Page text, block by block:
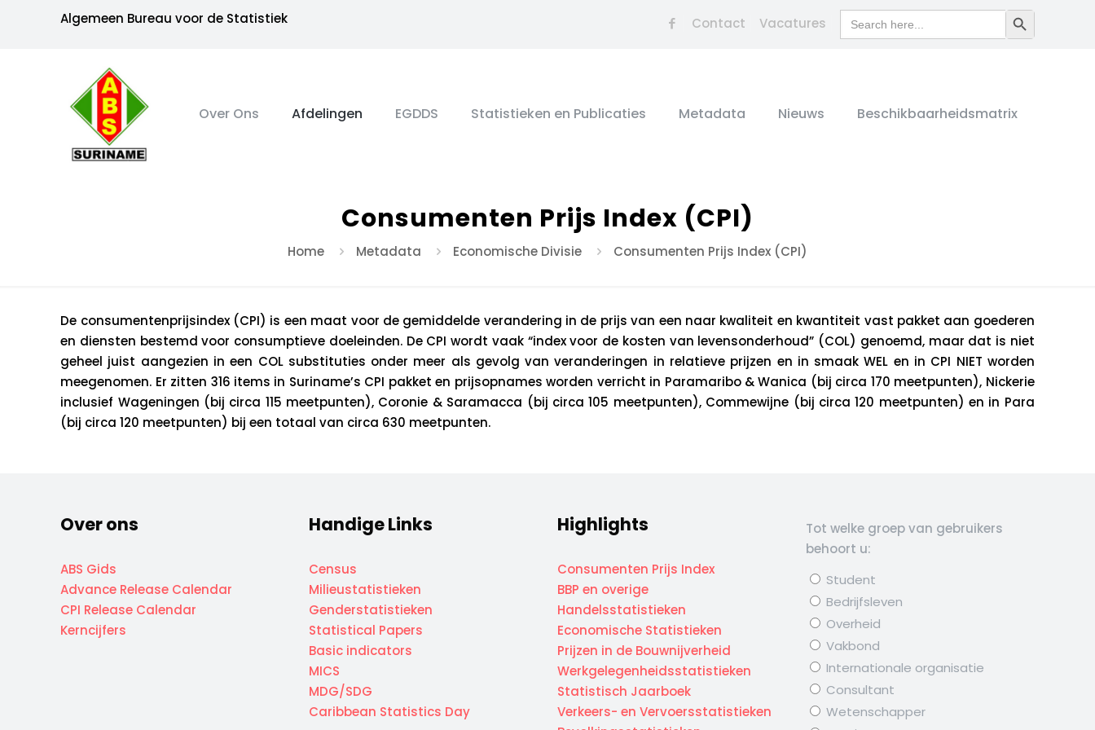
Algemeen Bureau voor de Statistiek Contact Vacatures Search
for: Search Button
Over Ons Afdelingen EGDDS Statistieken en Publicaties Metadata Nieuws Beschikbaarheidsmatrix
Consumenten Prijs Index (CPI)
Home Metadata Economische Divisie Consumenten Prijs Index (CPI)
De consumentenprijsindex (CPI) is een maat voor de gemiddelde verandering in de prijs van een naar kwaliteit en kwantiteit vast pakket aan goederen
en diensten bestemd voor consumptieve doeleinden. De CPI wordt vaak “index voor de kosten van levensonderhoud” (COL) genoemd, maar dat is niet
geheel juist aangezien in een COL substituties onder meer als gevolg van veranderingen in relatieve prijzen en in smaak WEL en in CPI NIET worden
meegenomen. Er zitten 316 items in Suriname’s CPI pakket en prijsopnames worden verricht in Paramaribo & Wanica (bij circa 170 meetpunten), Nickerie
inclusief Wageningen (bij circa 115 meetpunten), Coronie & Saramacca (bij circa 105 meetpunten), Commewijne (bij circa 120 meetpunten) en in Para
(bij circa 120 meetpunten) bij een totaal van circa 630 meetpunten.
Over ons
ABS Gids
Advance Release Calendar
CPI Release Calendar
Kerncijfers
Handige Links
Census
Milieustatistieken
Genderstatistieken
Statistical Papers
Basic indicators
MICS
MDG/SDG
Caribbean Statistics Day
Highlights
Consumenten Prijs Index
BBP en overige
Handelsstatistieken
Economische Statistieken
Prijzen in de Bouwnijverheid
Werkgelegenheidsstatistieken
Statistisch Jaarboek
Verkeers- en Vervoersstatistieken
Tot welke groep van gebruikers
behoort u:
Student
Bedrijfsleven
Overheid
Vakbond
Internationale organisatie
Consultant
Wetenschapper